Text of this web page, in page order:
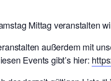
Mittag veranstalten
außerdem mit
Events gibt’s hier: